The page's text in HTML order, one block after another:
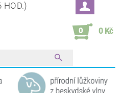
HOD.)
0 0 Kč